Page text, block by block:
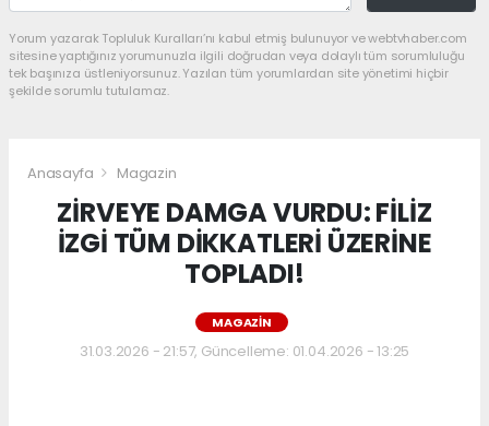
Yorum yazarak Topluluk Kuralları’nı kabul etmiş bulunuyor ve webtvhaber.com
sitesine yaptığınız yorumunuzla ilgili doğrudan veya dolaylı tüm sorumluluğu
tek başınıza üstleniyorsunuz. Yazılan tüm yorumlardan site yönetimi hiçbir
şekilde sorumlu tutulamaz.
Anasayfa Magazin
ZİRVEYE DAMGA VURDU: FİLİZ
İZGİ TÜM DİKKATLERİ ÜZERİNE
TOPLADI!
MAGAZIN
31.03.2026 - 21:57, Güncelleme: 01.04.2026 - 13:25